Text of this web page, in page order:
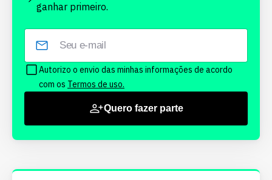
ganhar primeiro.
Autorizo o envio das minhas informações de acordo
com os Termos de uso.
Quero fazer parte